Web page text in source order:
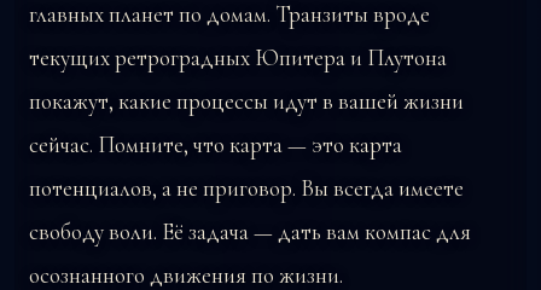
главных планет по домам. Транзиты вроде
текущих ретроградных Юпитера и Плутона
покажут, какие процессы идут в вашей жизни
сейчас. Помните, что карта — это карта
потенциалов, а не приговор. Вы всегда имеете
свободу воли. Её задача — дать вам компас для
осознанного движения по жизни.